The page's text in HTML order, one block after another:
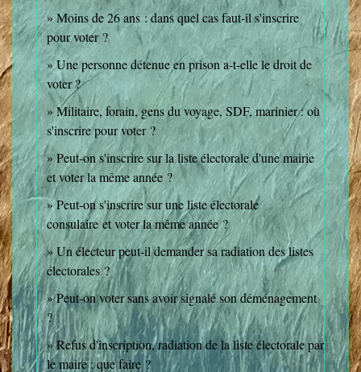
Moins de 26 ans : dans quel cas faut-il s'inscrire
pour voter ?
Une personne détenue en prison a-t-elle le droit de
voter ?
Militaire, forain, gens du voyage, SDF, marinier : où
s'inscrire pour voter ?
Peut-on s'inscrire sur la liste électorale d'une mairie
et voter la même année ?
Peut-on s'inscrire sur une liste électorale
consulaire et voter la même année ?
Un électeur peut-il demander sa radiation des listes
électorales ?
Peut-on voter sans avoir signalé son déménagement
?
Refus d'inscription, radiation de la liste électorale par
le maire : que faire ?